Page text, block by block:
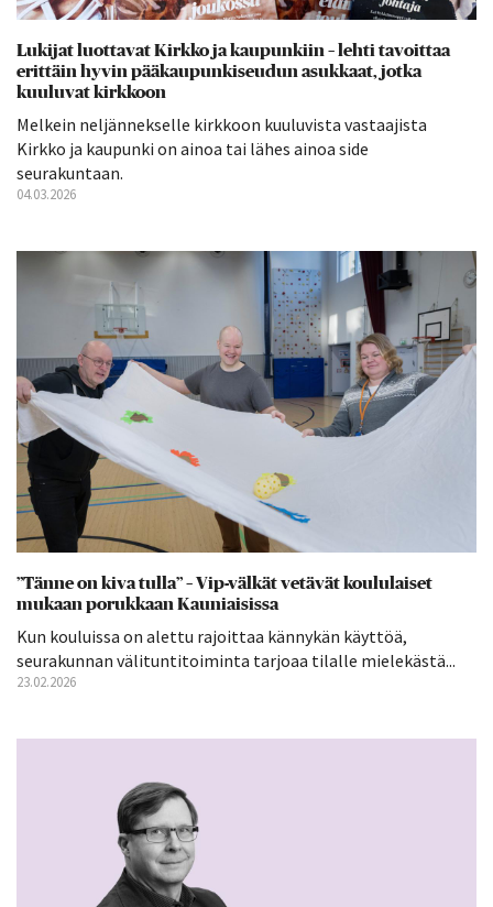
Lukijat luottavat Kirkko ja kaupunkiin – lehti tavoittaa
erittäin hyvin pääkaupunkiseudun asukkaat, jotka
kuuluvat kirkkoon
Melkein neljännekselle kirkkoon kuuluvista vastaajista
Kirkko ja kaupunki on ainoa tai lähes ainoa side
seurakuntaan.
04.03.2026
”Tänne on kiva tulla” – Vip-välkät vetävät koululaiset
mukaan porukkaan Kauniaisissa
Kun kouluissa on alettu rajoittaa kännykän käyttöä,
seurakunnan välituntitoiminta tarjoaa tilalle mielekästä...
23.02.2026